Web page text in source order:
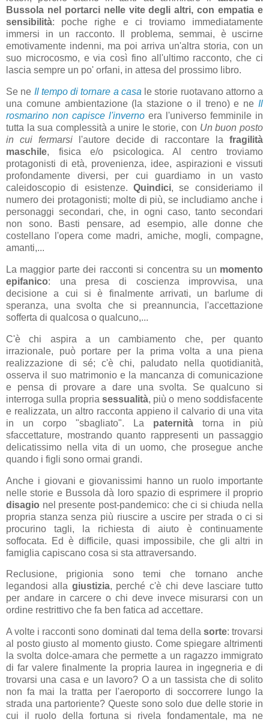
Bussola nel portarci nelle vite degli altri, con empatia e
sensibilità: poche righe e ci troviamo immediatamente
immersi in un racconto. Il problema, semmai, è uscirne
emotivamente indenni, ma poi arriva un'altra storia, con un
suo microcosmo, e via così fino all'ultimo racconto, che ci
lascia sempre un po' orfani, in attesa del prossimo libro.
Se ne Il tempo di tornare a casa le storie ruotavano attorno a
una comune ambientazione (la stazione o il treno) e ne Il
rosmarino non capisce l'inverno era l'universo femminile in
tutta la sua complessità a unire le storie, con Un buon posto
in cui fermarsi l'autore decide di raccontare la fragilità
maschile, fisica e/o psicologica. Al centro troviamo
protagonisti di età, provenienza, idee, aspirazioni e vissuti
profondamente diversi, per cui guardiamo in un vasto
caleidoscopio di esistenze. Quindici, se consideriamo il
numero dei protagonisti; molte di più, se includiamo anche i
personaggi secondari, che, in ogni caso, tanto secondari
non sono. Basti pensare, ad esempio, alle donne che
costellano l'opera come madri, amiche, mogli, compagne,
amanti,...
La maggior parte dei racconti si concentra su un momento
epifanico: una presa di coscienza improvvisa, una
decisione a cui si è finalmente arrivati, un barlume di
speranza, una svolta che si preannuncia, l'accettazione
sofferta di qualcosa o qualcuno,...
C'è chi aspira a un cambiamento che, per quanto
irrazionale, può portare per la prima volta a una piena
realizzazione di sé; c'è chi, paludato nella quotidianità,
osserva il suo matrimonio e la mancanza di comunicazione
e pensa di provare a dare una svolta. Se qualcuno si
interroga sulla propria sessualità, più o meno soddisfacente
e realizzata, un altro racconta appieno il calvario di una vita
in un corpo "sbagliato". La paternità torna in più
sfaccettature, mostrando quanto rappresenti un passaggio
delicatissimo nella vita di un uomo, che prosegue anche
quando i figli sono ormai grandi.
Anche i giovani e giovanissimi hanno un ruolo importante
nelle storie e Bussola dà loro spazio di esprimere il proprio
disagio nel presente post-pandemico: che ci si chiuda nella
propria stanza senza più riuscire a uscire per strada o ci si
procurino tagli, la richiesta di aiuto è continuamente
soffocata. Ed è difficile, quasi impossibile, che gli altri in
famiglia capiscano cosa si sta attraversando.
Reclusione, prigionia sono temi che tornano anche
legandosi alla giustizia, perché c'è chi deve lasciare tutto
per andare in carcere o chi deve invece misurarsi con un
ordine restrittivo che fa ben fatica ad accettare.
A volte i racconti sono dominati dal tema della sorte: trovarsi
al posto giusto al momento giusto. Come spiegare altrimenti
la svolta dolce-amara che permette a un ragazzo immigrato
di far valere finalmente la propria laurea in ingegneria e di
trovarsi una casa e un lavoro? O a un tassista che di solito
non fa mai la tratta per l'aeroporto di soccorrere lungo la
strada una partoriente? Queste sono solo due delle storie in
cui il ruolo della fortuna si rivela fondamentale, ma ne